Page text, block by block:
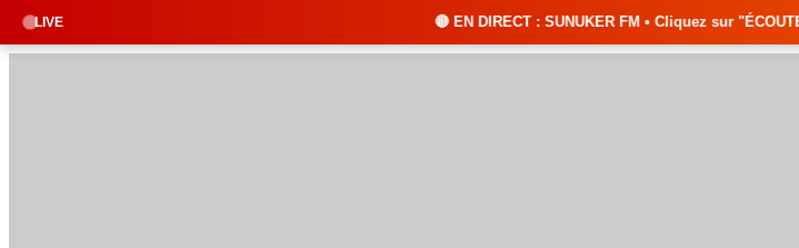
LIVE 🔴 EN DIRECT : SUNUKER FM • Cliquez sur "ÉCOUTER EN